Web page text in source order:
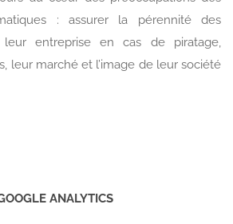
: assurer la pérennité des
leur entreprise en cas de piratage,
leur marché et l’image de leur société
ANALYTICS